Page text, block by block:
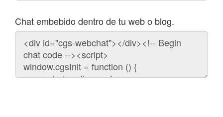
Chat embebido dentro de tu web o blog.
Código
para
embeber
chat